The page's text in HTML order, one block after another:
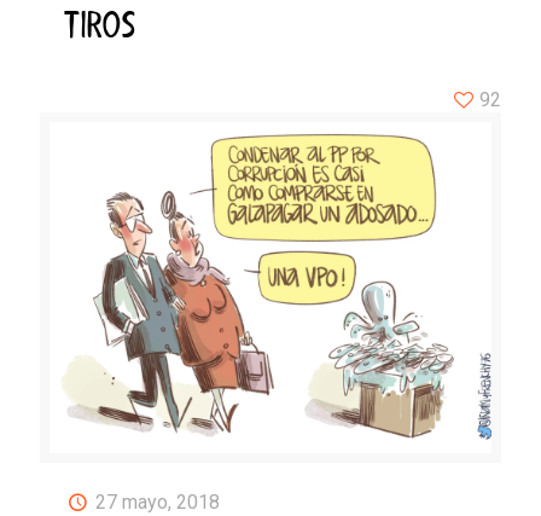
TIROS
27 mayo, 2018
92